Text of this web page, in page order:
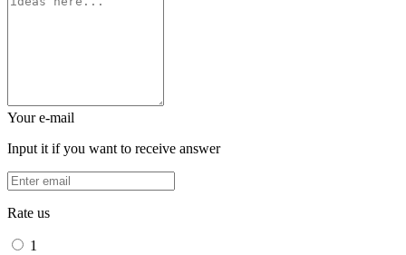
Your e-mail
Input it if you want to receive answer
Rate us
1